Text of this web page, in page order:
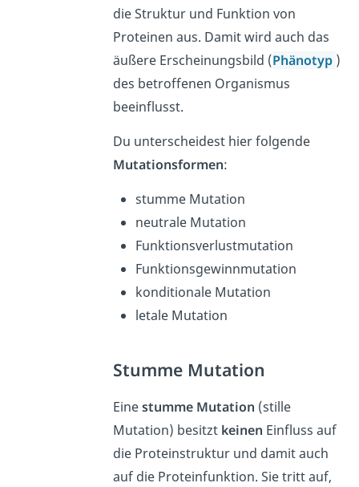
die Struktur und Funktion von
Proteinen aus. Damit wird auch das
äußere Erscheinungsbild (Phänotyp )
des betroffenen Organismus
beeinflusst.
Du unterscheidest hier folgende
Mutationsformen:
stumme Mutation
neutrale Mutation
Funktionsverlustmutation
Funktionsgewinnmutation
konditionale Mutation
letale Mutation
Stumme Mutation
Einestumme Mutation (stille
Mutation) besitzt keinen Einfluss auf
die Proteinstruktur und damit auch
auf die Proteinfunktion. Sie tritt auf,